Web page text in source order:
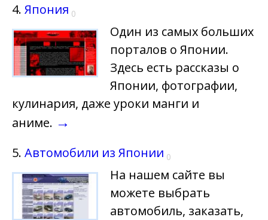
4. Япония 0
Один из самых больших
порталов о Японии.
Здесь есть рассказы о
Японии, фотографии,
кулинария, даже уроки манги и
аниме. →
5. Автомобили из Японии 0
На нашем сайте вы
можете выбрать
автомобиль, заказать,